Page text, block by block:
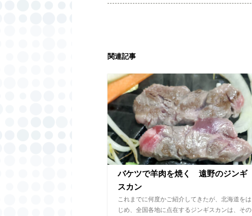
関連記事
バケツで羊肉を焼く 遠野のジンギ
スカン
これまでに何度かご紹介してきたが、北海道をは
じめ、全国各地に点在するジンギスカンは、その